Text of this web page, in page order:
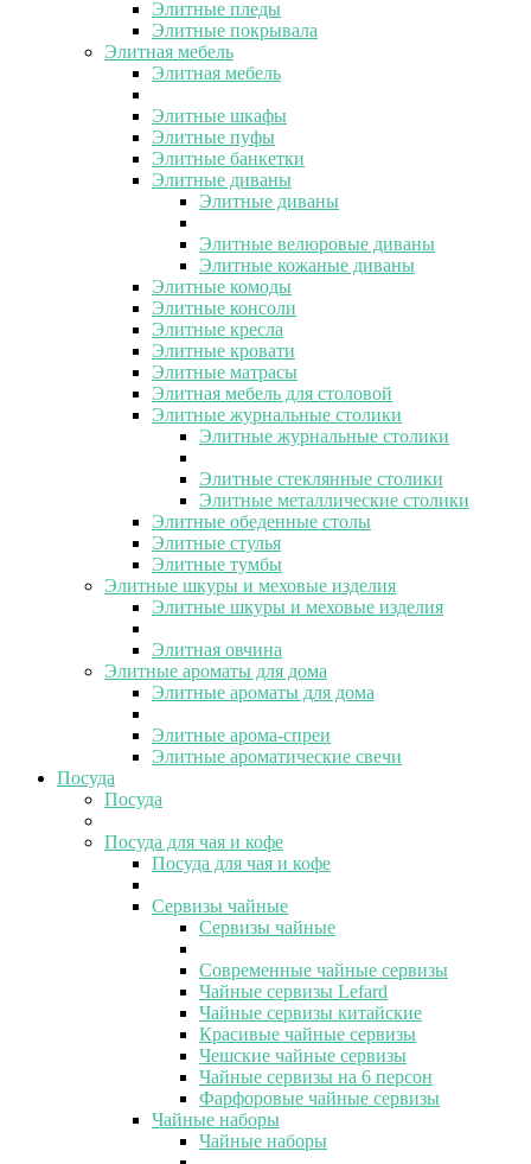
Элитные пледы
Элитные покрывала
Элитная мебель
Элитная мебель
Элитные шкафы
Элитные пуфы
Элитные банкетки
Элитные диваны
Элитные диваны
Элитные велюровые диваны
Элитные кожаные диваны
Элитные комоды
Элитные консоли
Элитные кресла
Элитные кровати
Элитные матрасы
Элитная мебель для столовой
Элитные журнальные столики
Элитные журнальные столики
Элитные стеклянные столики
Элитные металлические столики
Элитные обеденные столы
Элитные стулья
Элитные тумбы
Элитные шкуры и меховые изделия
Элитные шкуры и меховые изделия
Элитная овчина
Элитные ароматы для дома
Элитные ароматы для дома
Элитные арома-спреи
Элитные ароматические свечи
Посуда
Посуда
Посуда для чая и кофе
Посуда для чая и кофе
Сервизы чайные
Сервизы чайные
Современные чайные сервизы
Чайные сервизы Lefard
Чайные сервизы китайские
Красивые чайные сервизы
Чешские чайные сервизы
Чайные сервизы на 6 персон
Фарфоровые чайные сервизы
Чайные наборы
Чайные наборы